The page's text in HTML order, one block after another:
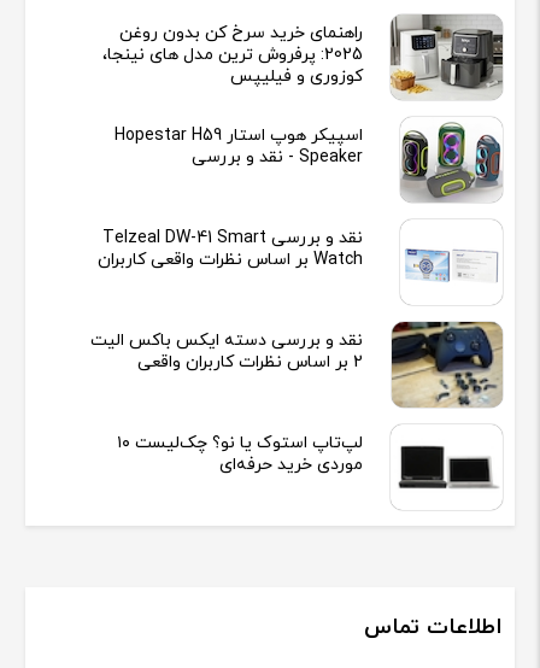
راهنمای خرید سرخ کن بدون روغن
2025: پرفروش ترین مدل های نینجا،
کوزوری و فیلیپس
اسپیکر هوپ استار Hopestar H59
Speaker - نقد و بررسی
نقد و بررسی Telzeal DW-41 Smart
Watch بر اساس نظرات واقعی کاربران
نقد و بررسی دسته ایکس باکس الیت
2 بر اساس نظرات کاربران واقعی
لپ‌تاپ استوک یا نو؟ چک‌لیست ۱۰
موردی خرید حرفه‌ای
اطلاعات تماس